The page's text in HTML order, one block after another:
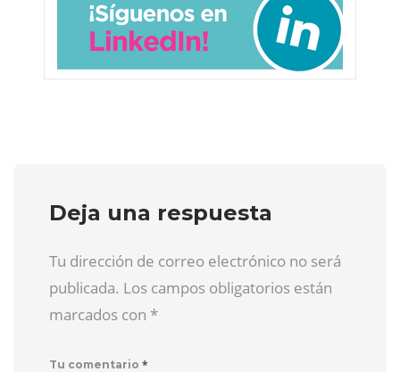
Deja una respuesta
Tu dirección de correo electrónico no será
publicada. Los campos obligatorios están
marcados con *
Tu comentario *